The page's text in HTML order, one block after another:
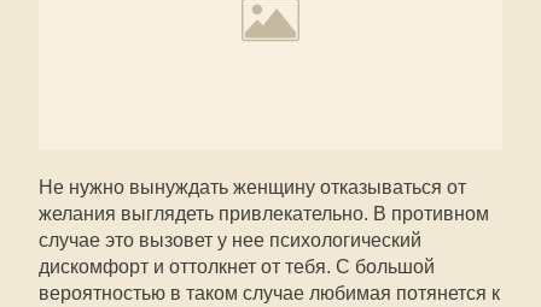
Не нужно вынуждать женщину отказываться от
желания выглядеть привлекательно. В противном
случае это вызовет у нее психологический
дискомфорт и оттолкнет от тебя. С большой
вероятностью в таком случае любимая потянется к